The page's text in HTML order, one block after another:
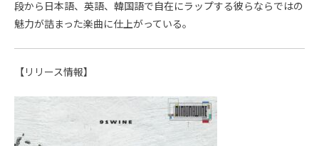
段から日本語、英語、韓国語で自在にラップする彼らならではの
魅力が詰まった楽曲に仕上がっている。
【リリース情報】